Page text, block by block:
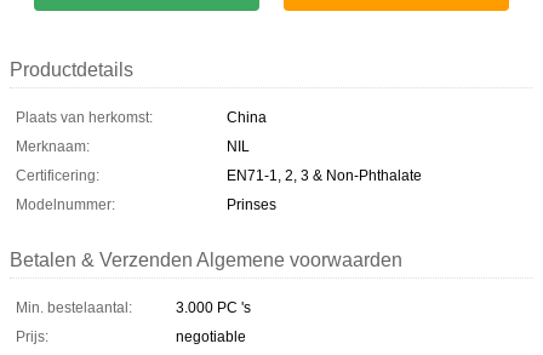
Productdetails
Plaats van herkomst:
China
Merknaam:
NIL
Certificering:
EN71-1, 2, 3 & Non-Phthalate
Modelnummer:
Prinses
Betalen & Verzenden Algemene voorwaarden
Min. bestelaantal:
3.000 PC 's
Prijs:
negotiable